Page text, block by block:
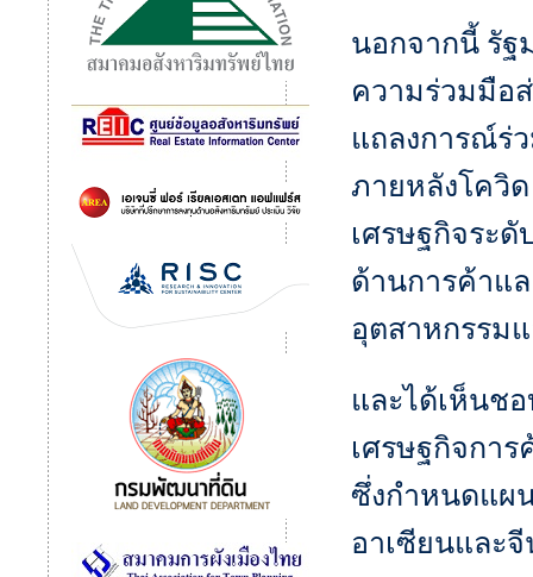
นอกจากนี้ รัฐ
ความร่วมมือ
แถลงการณ์ร่
ภายหลังโควิ
เศรษฐกิจระ
ด้านการค้าแ
อุตสาหกรรม
และได้เห็นช
เศรษฐกิจการ
ซึ่งกำหนดแผ
อาเซียนและ